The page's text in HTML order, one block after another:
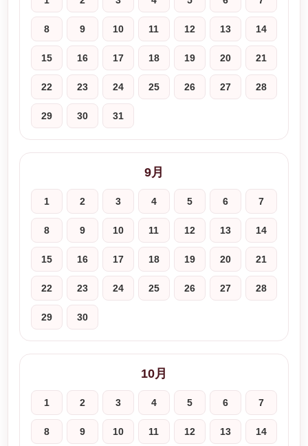
8 9 10 11 12 13 14
15 16 17 18 19 20 21
22 23 24 25 26 27 28
29 30 31
9月
1 2 3 4 5 6 7
8 9 10 11 12 13 14
15 16 17 18 19 20 21
22 23 24 25 26 27 28
29 30
10月
1 2 3 4 5 6 7
8 9 10 11 12 13 14